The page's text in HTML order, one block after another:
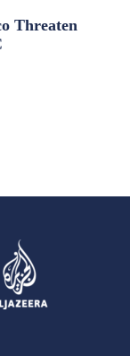
Threaten